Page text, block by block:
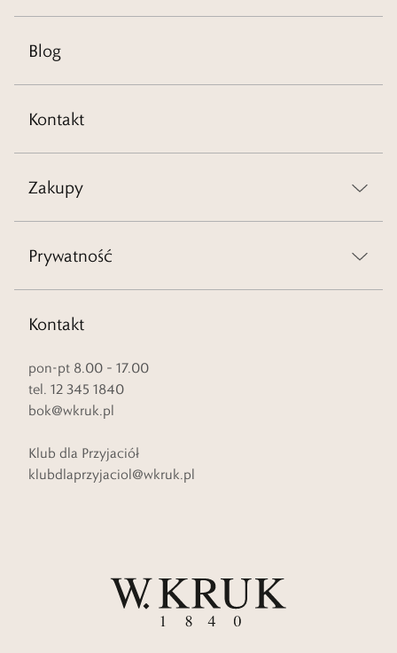
Blog
Kontakt
Zakupy
Prywatność
Kontakt
pon-pt 8.00 – 17.00
tel. 12 345 1840
bok@wkruk.pl
Klub dla Przyjaciół
klubdlaprzyjaciol@wkruk.pl